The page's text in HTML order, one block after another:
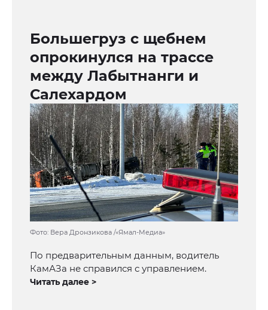
Большегруз с щебнем
опрокинулся на трассе
между Лабытнанги и
Салехардом
Фото: Вера Дронзикова /«Ямал-Медиа»
По предварительным данным, водитель
КамАЗа не справился с управлением.
Читать далее >